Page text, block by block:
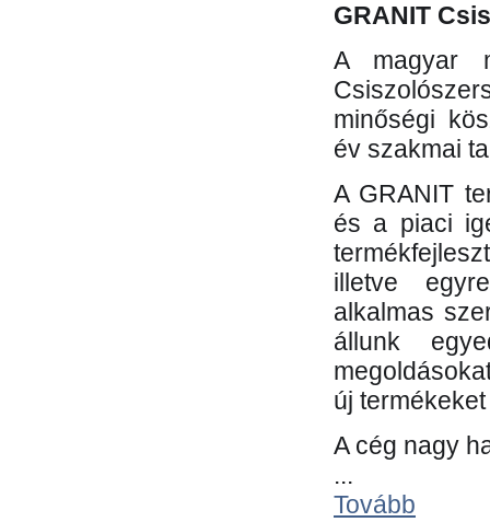
GRANIT
A magyar
minőségi
év szakmai
A GRANIT
és a piaci
illetve
alkalmas
állunk
új
A cég nagy
...
Tovább